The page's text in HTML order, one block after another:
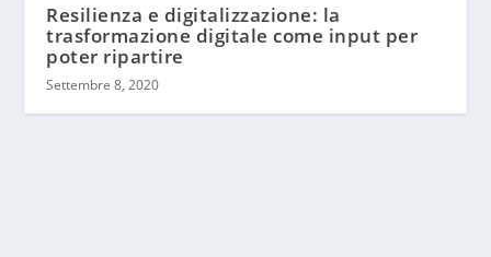
Resilienza e digitalizzazione: la
trasformazione digitale come input per
poter ripartire
Settembre 8, 2020